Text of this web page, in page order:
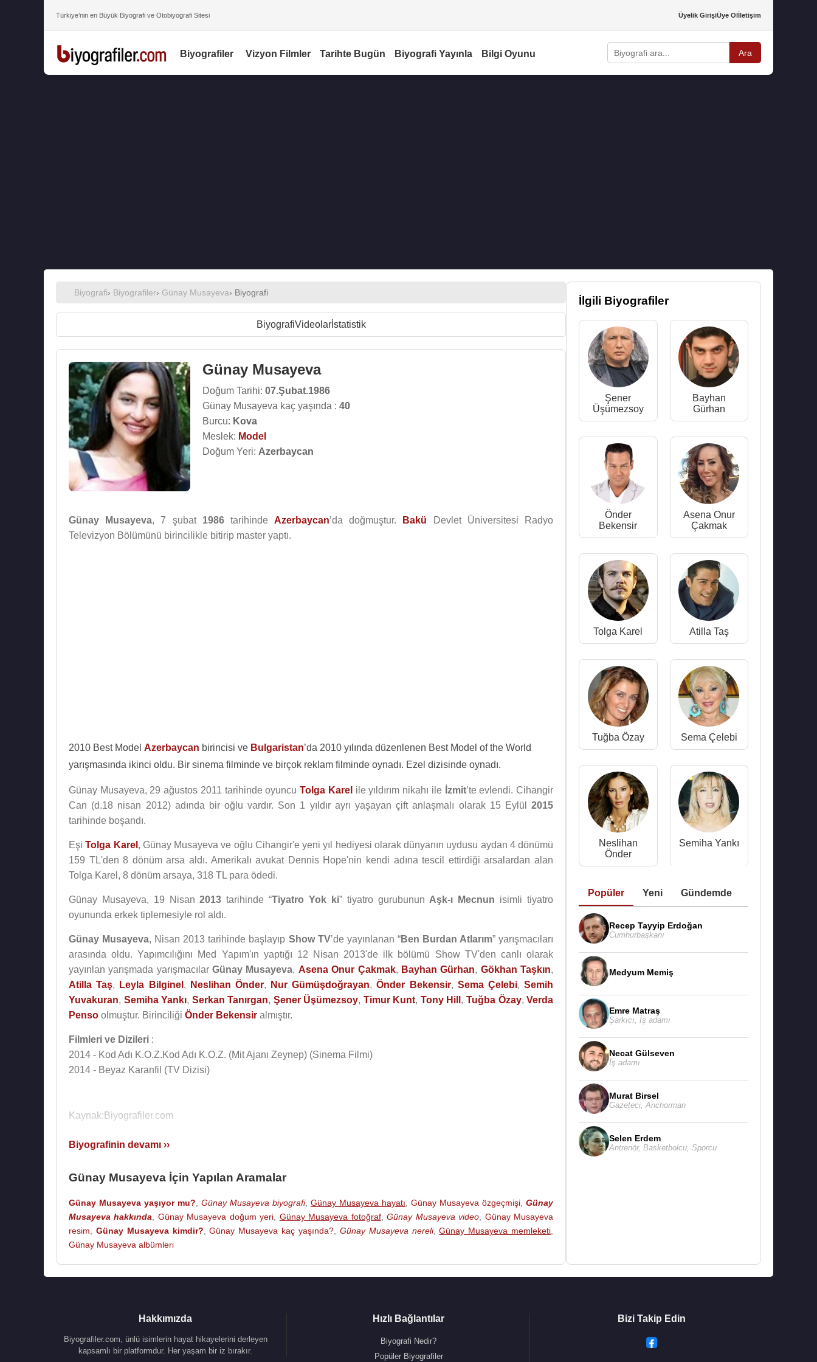
Türkiye’nin en Büyük Biyografi ve Otobiyografi Sitesi Üyelik GirişiÜye Olİletişim
Biyografiler Vizyon Filmler Tarihte Bugün Biyografi Yayınla Bilgi Oyunu Ara
Biyografi› Biyografiler› Günay Musayeva› Biyografi
BiyografiVideolarİstatistik
Günay Musayeva
Doğum Tarihi: 07.Şubat.1986
Günay Musayeva kaç yaşında : 40
Burcu: Kova
Meslek: Model
Doğum Yeri: Azerbaycan
Günay Musayeva, 7 şubat 1986tarihindeAzerbaycan’da doğmuştur. Bakü Devlet Üniversitesi Radyo
Televizyon Bölümünü birincilikle bitirip master yaptı.
2010 Best Model Azerbaycan birincisi ve Bulgaristan’da 2010 yılında düzenlenen Best Model of the World
yarışmasında ikinci oldu. Bir sinema filminde ve birçok reklam filminde oynadı. Ezel dizisinde oynadı.
Günay Musayeva, 29 ağustos 2011 tarihinde oyuncuTolga Karel ile yıldırım nikahı ile İzmit’te evlendi. Cihangir
Can (d.18 nisan 2012) adında bir oğlu vardır. Son 1 yıldır ayrı yaşayan çift anlaşmalı olarak 15 Eylül 2015
tarihinde boşandı.
EşiTolga Karel , Günay Musayeva ve oğlu Cihangir'e yeni yıl hediyesi olarak dünyanın uydusu aydan 4 dönümü
159 TL'den 8 dönüm arsa aldı. Amerikalı avukat Dennis Hope'nin kendi adına tescil ettirdiği arsalardan alan
Tolga Karel, 8 dönüm arsaya, 318 TL para ödedi.
Günay Musayeva, 19 Nisan2013tarihinde “Tiyatro Yok ki” tiyatro gurubunun Aşk-ı Mecnun isimli tiyatro
oyununda erkek tiplemesiyle rol aldı.
Günay Musayeva, Nisan 2013 tarihinde başlayıp Show TV’de yayınlanan “Ben Burdan Atlarım” yarışmacıları
arasında oldu. Yapımcılığını Med Yapım'ın yaptığı 12 Nisan 2013'de ilk bölümü Show TV'den canlı olarak
yayınlan yarışmada yarışmacılarGünay Musayeva, Asena Onur Çakmak, Bayhan Gürhan, Gökhan Taşkın,
Atilla Taş, Leyla Bilginel , Neslihan Önder, Nur Gümüşdoğrayan,Önder Bekensir, Sema Çelebi,Semih
Yuvakuran, Semiha Yankı, Serkan Tanırgan, Şener Üşümezsoy, Timur Kunt, Tony Hill ,Tuğba Özay,Verda
Penso olmuştur. Birinciliği Önder Bekensir almıştır.
Filmleri ve Dizileri :
2014 - Kod Adı K.O.Z.Kod Adı K.O.Z. (Mit Ajanı Zeynep) (Sinema Filmi)
2014 - Beyaz Karanfil (TV Dizisi)
Kaynak:Biyografiler.com
Biyografinin devamı ››
Günay Musayeva İçin Yapılan Aramalar
Günay Musayeva yaşıyor mu? Günay Musayeva biyografi, Günay Musayeva hayatı Günay Musayeva özgeçmişi Günay
Musayeva hakkında
Günay Musayeva doğum yeri Günay Musayeva fotoğraf,Günay Musayeva video
Günay Musayeva
resim
Günay Musayeva kimdir? ,Günay Musayeva kaç yaşında?, Günay Musayeva nereli,Günay Musayeva memleketi
Günay Musayeva albümleri
İlgili Biyografiler
Şener
Üşümezsoy
Bayhan
Gürhan
Önder
Bekensir
Asena Onur
Çakmak
Tolga Karel Atilla Taş
Tuğba Özay Sema Çelebi
Neslihan
Önder
Semiha Yankı
Popüler Yeni Gündemde
Recep Tayyip Erdoğan
Cumhurbaşkanı
Medyum Memiş
Emre Matraş
Şarkıcı İş adamı
Necat Gülseven
İş adamı
Murat Birsel
Gazeteci Anchorman
Selen Erdem
Antrenör, Basketbolcu Sporcu
Hakkımızda
Biyografiler.com, ünlü isimlerin hayat hikayelerini derleyen
kapsamlı bir platformdur. Her yaşam bir iz bırakır.
Hızlı Bağlantılar
Biyografi Nedir?
Popüler Biyografiler
Bizi Takip Edin